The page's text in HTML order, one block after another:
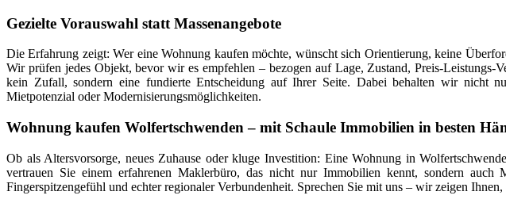
Gezielte Vorauswahl statt Massenangebote
Die Erfahrung zeigt: Wer eine Wohnung kaufen möchte, wünscht sich Orientierung, keine
Wir prüfen jedes Objekt, bevor wir es empfehlen – bezogen auf Lage, Zustand, Preis-
kein Zufall, sondern eine fundierte Entscheidung auf Ihrer Seite. Dabei behalten wir nicht
Mietpotenzial oder Modernisierungsmöglichkeiten.
Wohnung kaufen Wolfertschwenden – mit Schaule Immobilien in besten
Ob als Altersvorsorge, neues Zuhause oder kluge Investition: Eine Wohnung in
vertrauen Sie einem erfahrenen Maklerbüro, das nicht nur Immobilien kennt, sondern auch
Fingerspitzengefühl und echter regionaler Verbundenheit. Sprechen Sie mit uns – wir zeigen